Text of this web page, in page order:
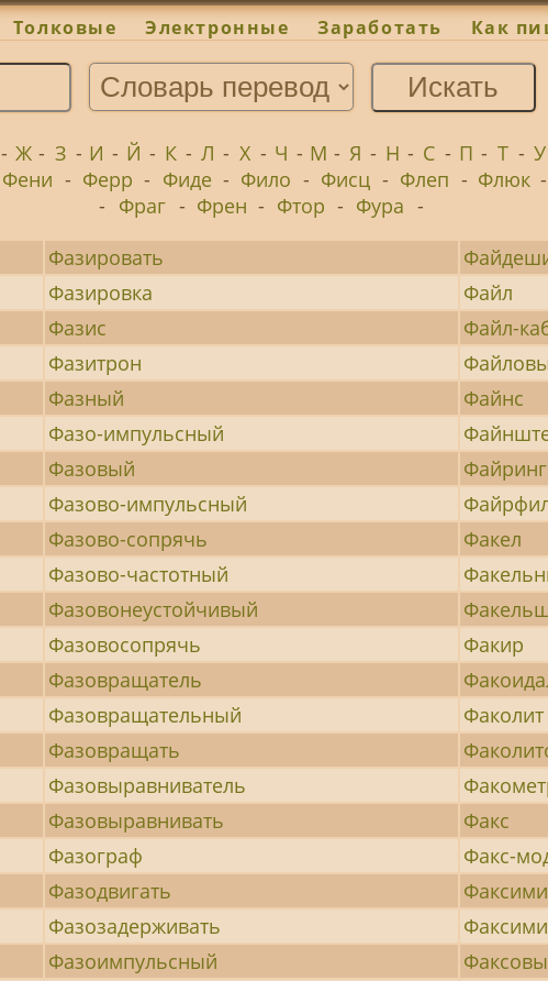
Толковые Электронные Заработать Как
- Ж - З - И - Й - К - Л - Х - Ч - М - Я - Н - С - П - Т - У
Фени - Ферр - Фиде - Фило - Фисц - Флеп - Флюк -
- Фраг - Френ - Фтор - Фура -
Фазировать
Фазировка
Файл
Фазис
Файл-
Фазитрон
Фазный
Файнс
Фазо-импульсный
Фазовый
Файринг
Фазово-импульсный
Фазово-сопрячь
Факел
Фазово-частотный
Фазовонеустойчивый
Фазовосопрячь
Факир
Фазовращатель
Фазовращательный
Факолит
Фазовращать
Фазовыравниватель
Фазовыравнивать
Факс
Фазограф
Факс-
Фазодвигать
Фазозадерживать
Фазоимпульсный